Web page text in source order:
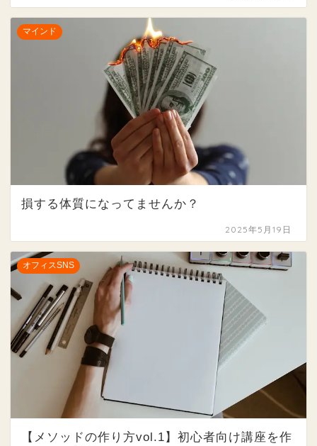
マインド
損する体質になってませんか？
2025年5月19日
オフィスSNS
【メソッドの作り方vol.1】初心者向け講座を作